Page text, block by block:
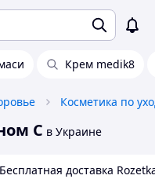
Крем medik8
Косметика по
С в Украине
Бесплатная доставка